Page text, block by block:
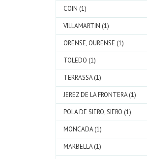
COIN (1)
VILLAMARTIN (1)
ORENSE, OURENSE (1)
TOLEDO (1)
TERRASSA (1)
JEREZ DE LA FRONTERA (1)
POLA DE SIERO, SIERO (1)
MONCADA (1)
MARBELLA (1)